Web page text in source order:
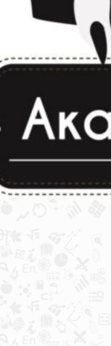
СтатГрад, КДР, ВОШ,